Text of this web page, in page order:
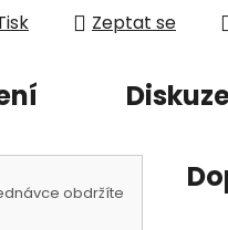
Zeptat se
obdržíte